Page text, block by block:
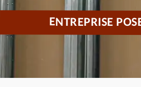
ENTREPRISE